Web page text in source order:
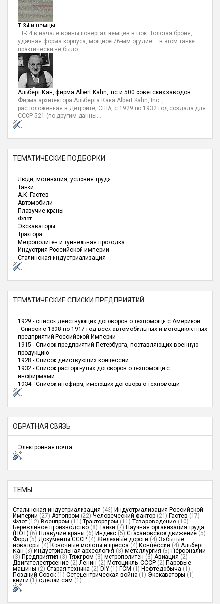
Т-34 и немцы
Т-34 в начале войны повергал немцев в шок. Толстая броня,
удачная форма корпуса, мощное 76-мм орудие – в этом танке
практически не было ...
Альберт Кан, фирма Albert Kahn, Inc и 500 советских заводов
Фирма архитектора Альберта Кана Albert Kahn, Inc. ,
расположенная в Детройте, США, с 1929 по 1932 год создала для
СССР 521 (по другим данны...
ТЕМАТИЧЕСКИЕ ПОДБОРКИ
Люди, мотивация, условия труда
Танки
А.К. Гастев
Автомобили
Плавучие краны
Флот
Экскаваторы
Трактора
Метрополитен и туннельная проходка
Индустрия Российской империи
Сталинская индустриализация
ТЕМАТИЧЕСКИЕ СПИСКИ ПРЕДПРИЯТИЙ
1929 - список действующих договоров о техпомощи с Америкой
- Список с 1898 по 1917 год всех автомобильных и мотоциклетных
предприятий Российской Империи
1915 - Список предприятий Петербурга, поставляющих военную
продукцию
1928 - Список действующих концессий
1932 - Список расторгнутых договоров о техпомощи с
инофирмами
1934 - Список инофирм, имеющих договора о техпомощи
ОБРАТНАЯ СВЯЗЬ
Электронная почта
ТЕМЫ
Сталинская индустриализация (43) Индустриализация Российской
Империи (27) Автопром (22) Человеческий фактор (21) Гастев (17)
Флот (12) Военпром (11) Тракторпром (11) Товароведение (10)
Бережливое производство (8) Танки (7) Научная организация труда
(НОТ) (6) Плавучие краны (6) Индекс (5) Стахановское движение (5)
Форд (5) Документы СССР (4) Железные дороги (4) Забытые
новаторы (4) Ковочные молоты и пресса (4) Концессии (4) Альберт
Кан (3) Индустриальная археология (3) Металлургия (3) Персоналии
(3) Предприятия (3) Тяжпром (3) метрополитен (3) Авиация (2)
Двигателестроение (2) Ленин (2) Мотоциклы СССР (2) Паровые
машины (2) Старая техника (2) DIY (1) ГСМ (1) Нефтедобыча (1)
Поздний Совок (1) Сетецентрическая война (1) Экскаваторы (1)
книги (1) сделай сам (1)